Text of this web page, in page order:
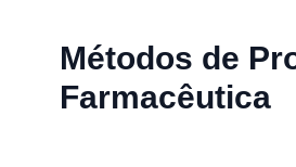
Métodos de
Farmacêutica